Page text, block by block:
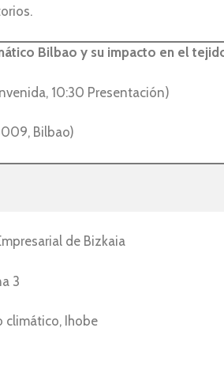
Bilbao y su impacto en el
10:30 Presentación)
Bilbao)
de Bizkaia
3
climático, Ihobe